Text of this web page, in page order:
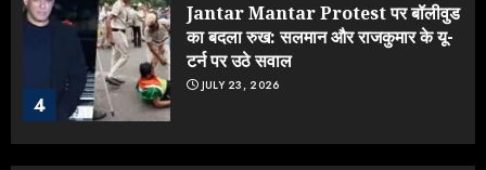
4
Jantar Mantar Protest पर बॉलीवुड
का बदला रुख: सलमान और राजकुमार के यू-
टर्न पर उठे सवाल
JULY 23, 2026